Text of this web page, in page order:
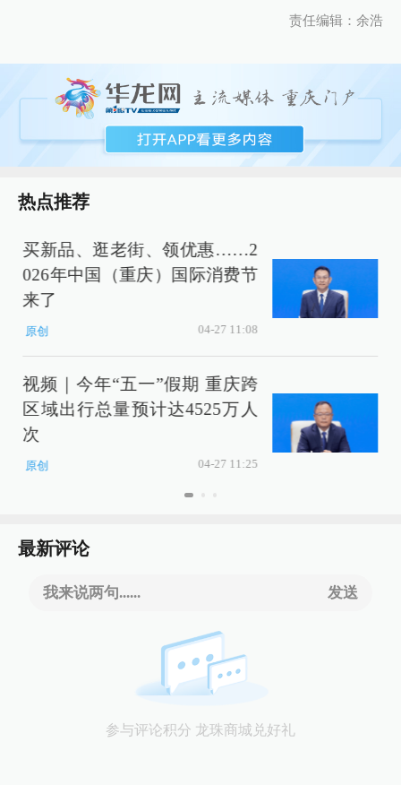
责任编辑：余浩
热点推荐
买新品、逛老街、领优惠……2
026年中国（重庆）国际消费节
来了
原创 04-27 11:08
视频｜今年“五一”假期 重庆跨
区域出行总量预计达4525万人
次
原创 04-27 11:25
最新评论
我来说两句...... 发送
参与评论积分 龙珠商城兑好礼